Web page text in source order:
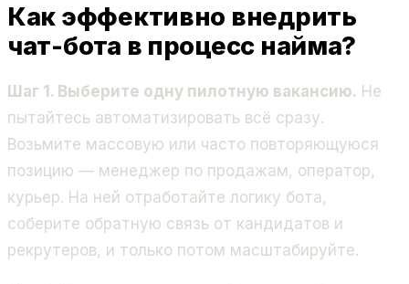
Как эффективно внедрить
чат-бота в процесс найма?
Шаг 1. Выберите одну пилотную вакансию. Не
пытайтесь автоматизировать всё сразу.
Возьмите массовую или часто повторяющуюся
позицию — менеджер по продажам, оператор,
курьер. На ней отработайте логику бота,
соберите обратную связь от кандидатов и
рекрутеров, и только потом масштабируйте.